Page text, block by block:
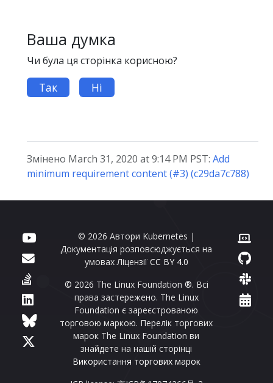
Ваша думка
Чи була ця сторінка корисною?
Так Ні
Змінено March 31, 2020 at 9:14 PM PST: Add
minimum requirement content (#3) (c29da7c788)
© 2026 Автори Kubernetes |
Документація розповсюджується на
умовах Ліцензії CC BY 4.0
© 2026 The Linux Foundation ®. Всі
права застережено. The Linux
Foundation є зареєстрованою
торговою маркою. Перелік торгових
марок The Linux Foundation ви
знайдете на нашій сторінці
Використання торгових марок